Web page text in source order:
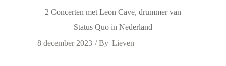
2 Concerten met Leon Cave, drummer van
Status Quo in Nederland
8 december 2023
By Lieven